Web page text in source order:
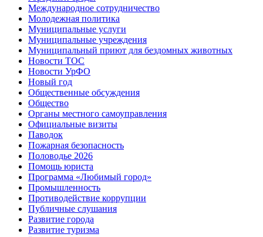
Международное сотрудничество
Молодежная политика
Муниципальные услуги
Муниципальные учреждения
Муниципальный приют для бездомных животных
Новости ТОС
Новости УрФО
Новый год
Общественные обсуждения
Общество
Органы местного самоуправления
Официальные визиты
Паводок
Пожарная безопасность
Половодье 2026
Помощь юриста
Программа «Любимый город»
Промышленность
Противодействие коррупции
Публичные слушания
Развитие города
Развитие туризма